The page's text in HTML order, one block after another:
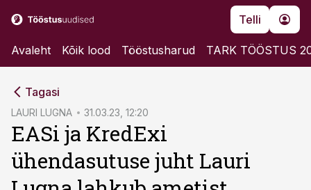
Telli
Avaleht Kõik lood Tööstusharud TARK TÖÖSTUS
Tagasi
LAURI LUGNA 31.03.23, 12:20
EASi ja KredExi
ühendasutuse juht Lauri